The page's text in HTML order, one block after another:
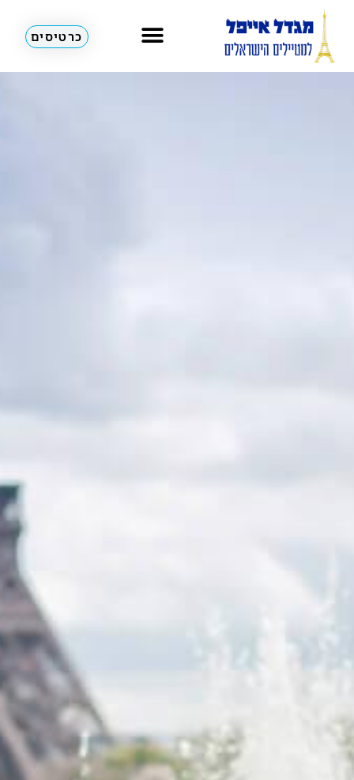
כרטיסים